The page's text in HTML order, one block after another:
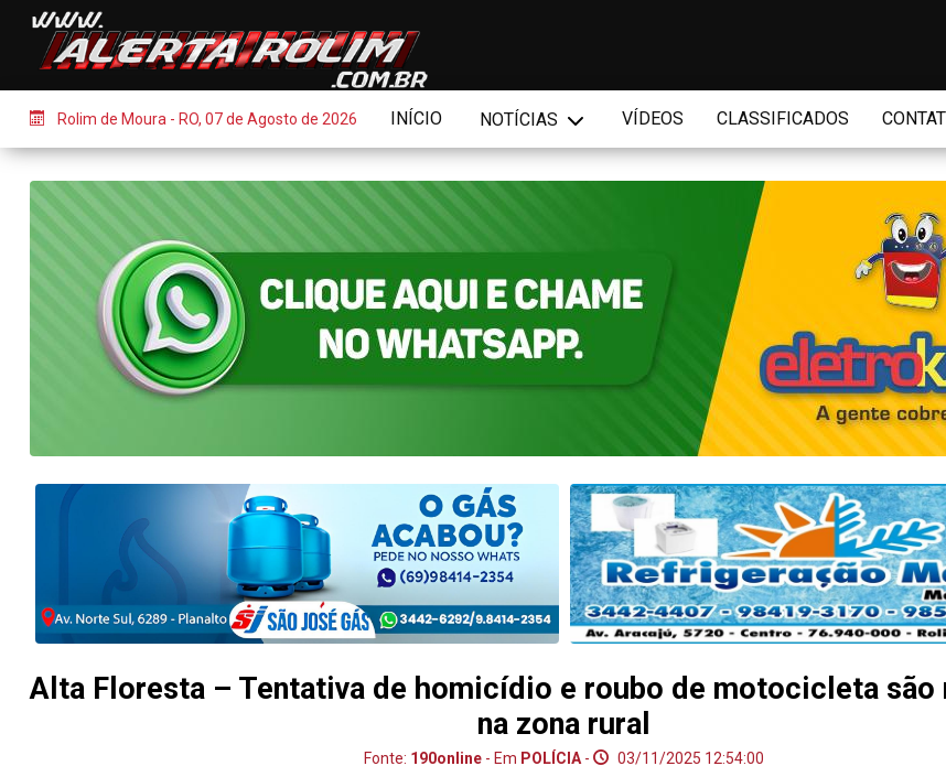
Rolim de Moura - RO, 07 de Agosto de 2026 INÍCIO NOTÍCIAS VÍDEOS CLASSIFICADOS
Alta Floresta – Tentativa de homicídio e roubo de motocicleta são
na zona rural
Fonte: 190online - Em POLÍCIA - 03/11/2025 12:54:00